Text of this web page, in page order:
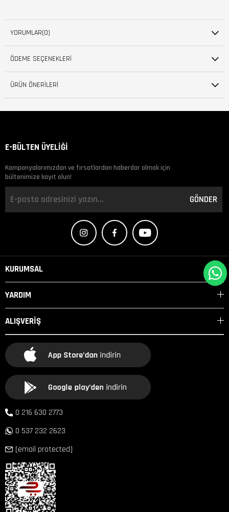
YORUMLAR(0)
ÖDEME SEÇENEKLERI
ÜRÜN ÖNERILERI
E-BÜLTEN ÜYELİĞİ
Kampanyalarımızdan ve fırsatlardan haberdar olmak için
bültenimize kayıt olun!
GÖNDER
KURUMSAL
YARDIM
ALIŞVERİŞ
0 216 630 2773
0 537 232 2623
[email protected]